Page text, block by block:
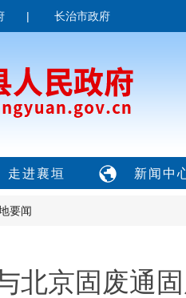
| 长治市政府
走进襄垣 新闻中
要闻
北京固废通